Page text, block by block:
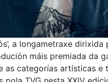
a longametraxe
máis premiada da
as categorías artísticas e